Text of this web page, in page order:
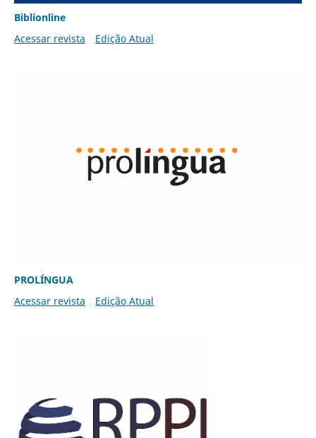
Biblionline
Acessar revista
Edição Atual
PROLÍNGUA
Acessar revista
Edição Atual